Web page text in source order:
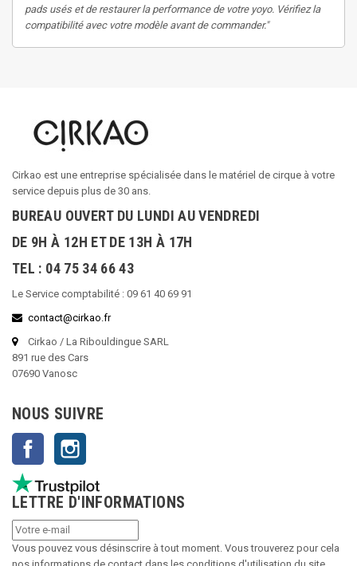
pads usés et de restaurer la performance de votre yoyo. Vérifiez la
compatibilité avec votre modèle avant de commander."
Cirkao est une entreprise spécialisée dans le matériel de cirque à votre
service depuis plus de 30 ans.
BUREAU OUVERT DU LUNDI AU VENDREDI
DE 9H À 12H ET DE 13H À 17H
TEL : 04 75 34 66 43
Le Service comptabilité : 09 61 40 69 91
contact@cirkao.fr
Cirkao / La Ribouldingue SARL
891 rue des Cars
07690 Vanosc
NOUS SUIVRE
Facebook
LETTRE D'INFORMATIONS
Vous pouvez vous désinscrire à tout moment. Vous trouverez pour cela